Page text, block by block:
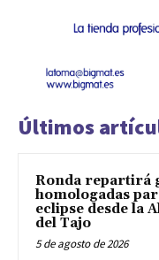
Últimos
Ronda repartirá
homologadas
eclipse desde la
del Tajo
5 de agosto de 2026